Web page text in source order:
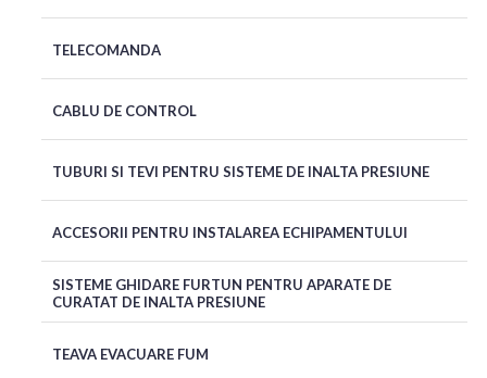
TELECOMANDA
CABLU DE CONTROL
TUBURI SI TEVI PENTRU SISTEME DE INALTA PRESIUNE
ACCESORII PENTRU INSTALAREA ECHIPAMENTULUI
SISTEME GHIDARE FURTUN PENTRU APARATE DE
CURATAT DE INALTA PRESIUNE
TEAVA EVACUARE FUM